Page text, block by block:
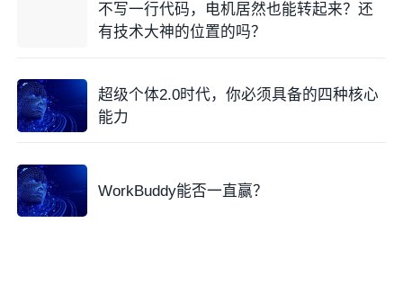
不写一行代码，电机居然也能转起来？还
有技术大神的位置的吗？
超级个体2.0时代，你必须具备的四种核心
能力
WorkBuddy能否一直赢？